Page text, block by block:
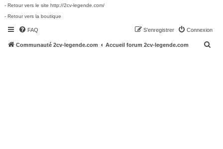
- Retour vers le site http://2cv-legende.com/
- Retour vers la boutique
FAQ Connexion
S’enregistrer
Communauté 2cv-legende.com Accueil forum 2cv-legende.com